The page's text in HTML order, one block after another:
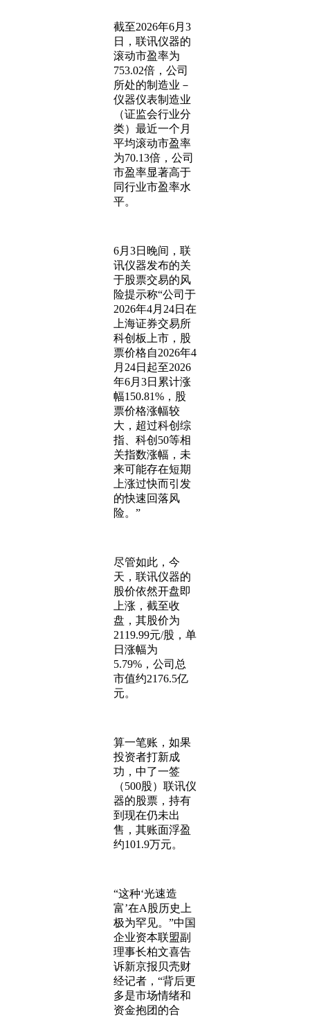
截至2026年6月3
日，联讯仪器的
滚动市盈率为
753.02倍，公司
所处的制造业－
仪器仪表制造业
（证监会行业分
类）最近一个月
平均滚动市盈率
为70.13倍，公司
市盈率显著高于
同行业市盈率水
平。
6月3日晚间，联
讯仪器发布的关
于股票交易的风
险提示称“公司于
2026年4月24日在
上海证券交易所
科创板上市，股
票价格自2026年4
月24日起至2026
年6月3日累计涨
幅150.81%，股
票价格涨幅较
大，超过科创综
指、科创50等相
关指数涨幅，未
来可能存在短期
上涨过快而引发
的快速回落风
险。”
尽管如此，今
天，联讯仪器的
股价依然开盘即
上涨，截至收
盘，其股价为
2119.99元/股，单
日涨幅为
5.79%，公司总
市值约2176.5亿
元。
算一笔账，如果
投资者打新成
功，中了一签
（500股）联讯仪
器的股票，持有
到现在仍未出
售，其账面浮盈
约101.9万元。
“这种‘光速造
富’在A股历史上
极为罕见。”中国
企业资本联盟副
理事长柏文喜告
诉新京报贝壳财
经记者，“背后更
多是市场情绪和
资金抱团的合